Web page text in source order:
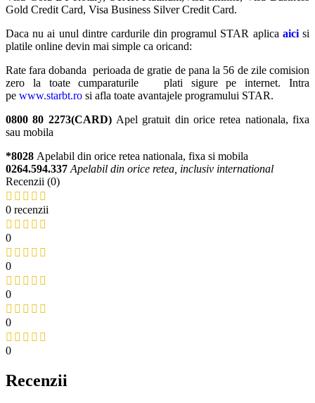
Gold Credit Card, Visa Business Silver Credit Card.
Daca nu ai unul dintre cardurile din programul STAR aplica aicisi
platile online devin mai simple ca oricand:
Rate fara dobanda perioada de gratie de pana la 56 de zile comision
zero la toate cumparaturile plati sigure pe internet. Intra
pe www.starbt.ro si afla toate avantajele programului STAR.
0800 80 2273(CARD)Apel gratuit din orice retea nationala, fixa
sau mobila
*8028 Apelabil din orice retea nationala, fixa si mobila
0264.594.337 Apelabil din orice retea, inclusiv international
Recenzii (0)
0 recenzii
0
0
0
0
0
Recenzii